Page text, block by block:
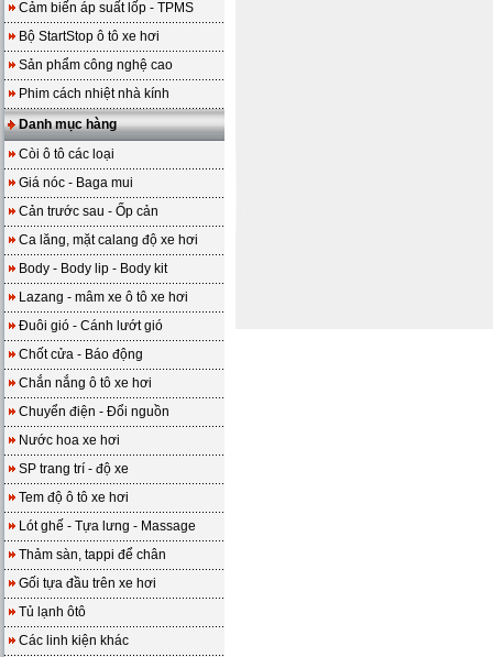
Cảm biến áp suất lốp - TPMS
Bộ StartStop ô tô xe hơi
Sản phẩm công nghệ cao
Phim cách nhiệt nhà kính
Danh mục hàng
Còi ô tô các loại
Giá nóc - Baga mui
Cản trước sau - Ốp cản
Ca lăng, mặt calang độ xe hơi
Body - Body lip - Body kit
Lazang - mâm xe ô tô xe hơi
Đuôi gió - Cánh lướt gió
Chốt cửa - Báo động
Chắn nắng ô tô xe hơi
Chuyển điện - Đổi nguồn
Nước hoa xe hơi
SP trang trí - độ xe
Tem độ ô tô xe hơi
Lót ghế - Tựa lưng - Massage
Thảm sàn, tappi để chân
Gối tựa đầu trên xe hơi
Tủ lạnh ôtô
Các linh kiện khác